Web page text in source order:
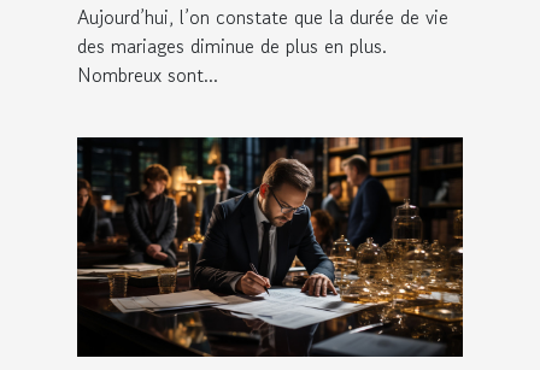
Aujourd’hui, l’on constate que la durée de vie
des mariages diminue de plus en plus.
Nombreux sont...